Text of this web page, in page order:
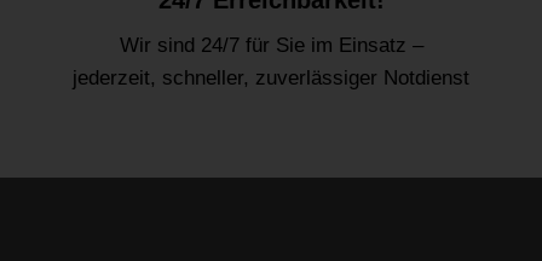
Wir sind 24/7 für Sie im Einsatz –
jederzeit, schneller, zuverlässiger Notdienst